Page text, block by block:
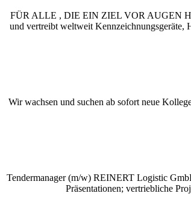
FÜR ALLE , DIE EIN ZIEL VOR AUGEN
und vertreibt weltweit Kennzeichnungsgeräte,
Wir wachsen und suchen ab sofort neue
Tendermanager (m/w) REINERT Logistic
Präsentationen; vertriebliche